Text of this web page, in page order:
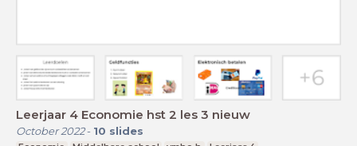
Leerjaar 4 Economie hst 2 les 3 nieuw
October 2022- 10 slides